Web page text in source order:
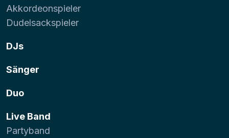
Akkordeonspieler
Dudelsackspieler
DJs
Sänger
Duo
Live Band
Partyband